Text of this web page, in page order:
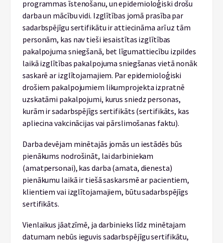
programmas īstenošanu, un epidemioloģiski drošu
darba un mācību vidi. Izglītības jomā prasība par
sadarbspējīgu sertifikātu ir attiecināma arī uz tām
personām, kas nav tieši iesaistītas izglītības
pakalpojuma sniegšanā, bet līgumattiecību izpildes
laikā izglītības pakalpojuma sniegšanas vietā nonāk
saskarē ar izglītojamajiem. Par epidemioloģiski
drošiem pakalpojumiem likumprojekta izpratnē
uzskatāmi pakalpojumi, kurus sniedz personas,
kurām ir sadarbspējīgs sertifikāts (sertifikāts, kas
apliecina vakcinācijas vai pārslimošanas faktu).
Darba devējam minētajās jomās un iestādēs būs
pienākums nodrošināt, lai darbiniekam
(amatpersonai), kas darba (amata, dienesta)
pienākumu laikā ir tiešā saskarsmē ar pacientiem,
klientiem vai izglītojamajiem, būtu sadarbspējīgs
sertifikāts.
Vienlaikus jāatzīmē, ja darbinieks līdz minētajam
datumam nebūs ieguvis sadarbspējīgu sertifikātu,